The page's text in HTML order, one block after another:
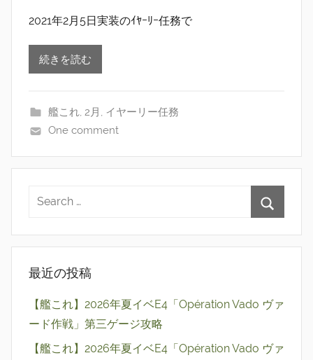
2021年2月5日実装のｲﾔｰﾘｰ任務で
続きを読む
艦これ, 2月 , イヤーリー任務
One comment
最近の投稿
【艦これ】2026年夏イベE4「Opération Vado ヴァ
ード作戦」第三ゲージ攻略
【艦これ】2026年夏イベE4「Opération Vado ヴァ